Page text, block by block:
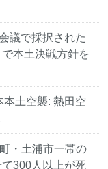
議で採択された
本土決戦方針を
土空襲: 熱田空
・土浦市一帯の
300人以上が死